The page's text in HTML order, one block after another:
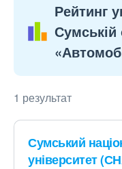
Рейтинг
1 результат
Сумський
університет